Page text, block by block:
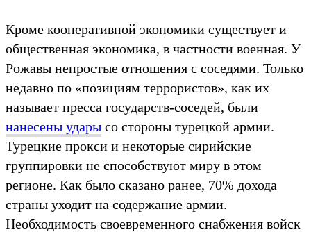
Кроме кооперативной экономики существует и
общественная экономика, в частности военная. У
Рожавы непростые отношения с соседями. Только
недавно по «позициям террористов», как их
называет пресса государств-соседей, были
нанесены удары со стороны турецкой армии.
Турецкие прокси и некоторые сирийские
группировки не способствуют миру в этом
регионе. Как было сказано ранее, 70% дохода
страны уходит на содержание армии.
Необходимость своевременного снабжения войск